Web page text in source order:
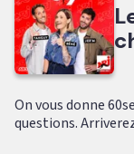
On vous donne
questions.